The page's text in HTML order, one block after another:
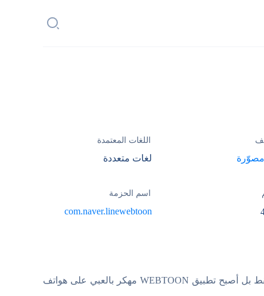
اللغات المعتمدة
لغات متعددة
اسم الحزمة
com.naver.linewebtoon
لم يعد استكشاف القصص المصورة مرتبطة بالكتب أو النسخ المطبوعة فقط بل أصبح تطبيق WEBTOON مهكر بالعبي على هواتف